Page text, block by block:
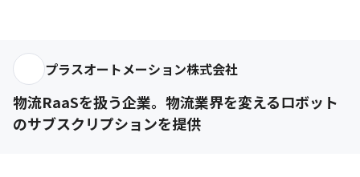
プラスオートメーション株式会社
物流RaaSを扱う企業。物流業界を変えるロボット
のサブスクリプションを提供